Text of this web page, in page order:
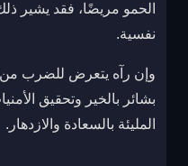
الحمو مريضًا، فقد يشير
نفسية.
وإن رآه يتعرض للضرب من
بشائر بالخير وتحقيق
المليئة بالسعادة والازدهار.